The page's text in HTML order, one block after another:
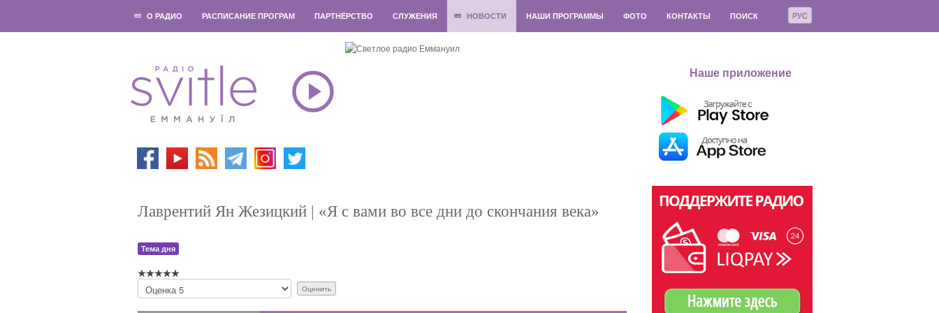
РУС
О РАДИО РАСПИСАНИЕ ПРОГРАМ ПАРТНЁРСТВО СЛУЖЕНИЯ НОВОСТИ НАШИ ПРОГРАММЫ ФОТО КОНТАКТЫ ПОИСК
Наше приложение
Лаврентий Ян Жезицкий | «Я с вами во все дни до скончания века»
Тема дня
П
о
ж